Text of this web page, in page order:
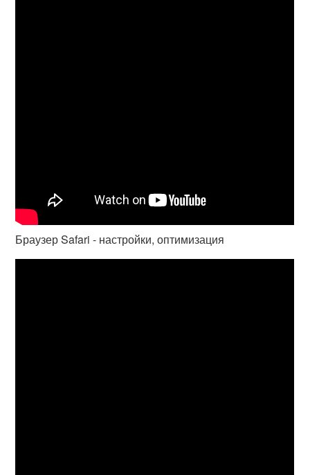
Браузер Safari - настройки, оптимизация